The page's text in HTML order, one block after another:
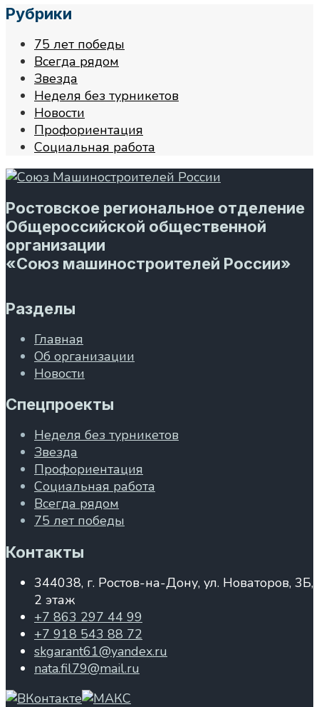
Рубрики
75 лет победы
Всегда рядом
Звезда
Неделя без турникетов
Новости
Профориентация
Социальная работа
Ростовское региональное отделение
Общероссийской общественной
организации
«Союз машиностроителей России»
Разделы
Главная
Об организации
Новости
Спецпроекты
Неделя без турникетов
Звезда
Профориентация
Социальная работа
Всегда рядом
75 лет победы
Контакты
344038, г. Ростов-на-Дону, ул. Новаторов, 3Б,
2 этаж
+7 863 297 44 99
+7 918 543 88 72
skgarant61@yandex.ru
nata.fil79@mail.ru